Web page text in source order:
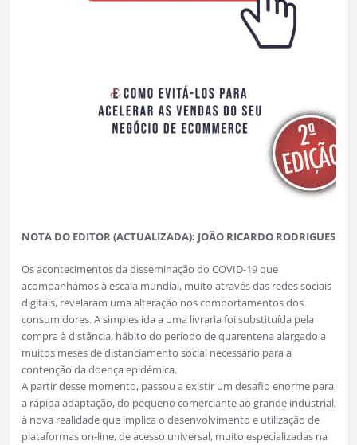
NOTA DO EDITOR (ACTUALIZADA): JOÃO RICARDO RODRIGUES
Os acontecimentos da disseminação do COVID-19 que
acompanhámos à escala mundial, muito através das redes sociais
digitais, revelaram uma alteração nos comportamentos dos
consumidores. A simples ida a uma livraria foi substituída pela
compra à distância, hábito do período de quarentena alargado a
muitos meses de distanciamento social necessário para a
contenção da doença epidémica.
A partir desse momento, passou a existir um desafio enorme para
a rápida adaptação, do pequeno comerciante ao grande industrial,
à nova realidade que implica o desenvolvimento e utilização de
plataformas on-line, de acesso universal, muito especializadas na